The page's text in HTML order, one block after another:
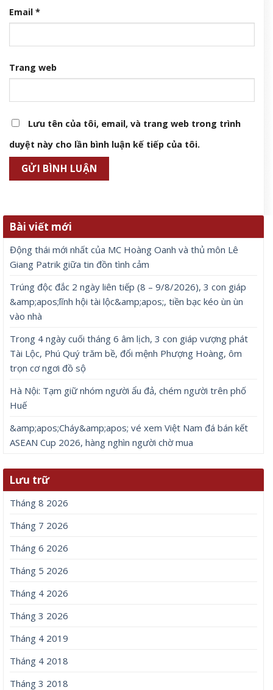
Email *
Trang web
Lưu tên của tôi, email, và trang web trong trình
duyệt này cho lần bình luận kế tiếp của tôi.
Bài viết mới
Động thái mới nhất của MC Hoàng Oanh và thủ môn Lê
Giang Patrik giữa tin đồn tình cảm
Trúng độc đắc 2 ngày liên tiếp (8 – 9/8/2026), 3 con giáp
&amp;apos;lĩnh hội tài lộc&amp;apos;, tiền bạc kéo ùn ùn
vào nhà
Trong 4 ngày cuối tháng 6 âm lịch, 3 con giáp vượng phát
Tài Lộc, Phú Quý trăm bề, đổi mệnh Phượng Hoàng, ôm
trọn cơ ngơi đồ sộ
Hà Nội: Tạm giữ nhóm người ẩu đả, chém người trên phố
Huế
&amp;apos;Cháy&amp;apos; vé xem Việt Nam đá bán kết
ASEAN Cup 2026, hàng nghìn người chờ mua
Lưu trữ
Tháng 8 2026
Tháng 7 2026
Tháng 6 2026
Tháng 5 2026
Tháng 4 2026
Tháng 3 2026
Tháng 4 2019
Tháng 4 2018
Tháng 3 2018